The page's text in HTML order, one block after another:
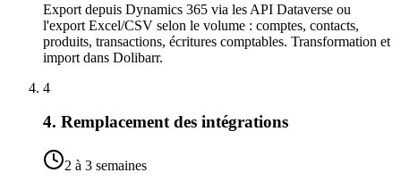
Export depuis Dynamics 365 via les API Dataverse ou
l'export Excel/CSV selon le volume : comptes, contacts,
produits, transactions, écritures comptables. Transformation et
import dans Dolibarr.
4
4. Remplacement des intégrations
2 à 3 semaines